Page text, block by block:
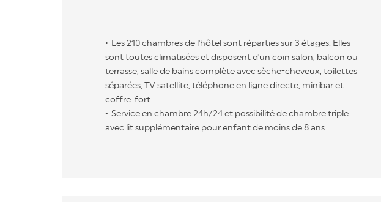
Les 210 chambres de l'hôtel sont réparties sur 3 étages. Elles
sont toutes climatisées et disposent d'un coin salon, balcon ou
terrasse, salle de bains complète avec sèche-cheveux, toilettes
séparées, TV satellite, téléphone en ligne directe, minibar et
coffre-fort.
Service en chambre 24h/24 et possibilité de chambre triple
avec lit supplémentaire pour enfant de moins de 8 ans.